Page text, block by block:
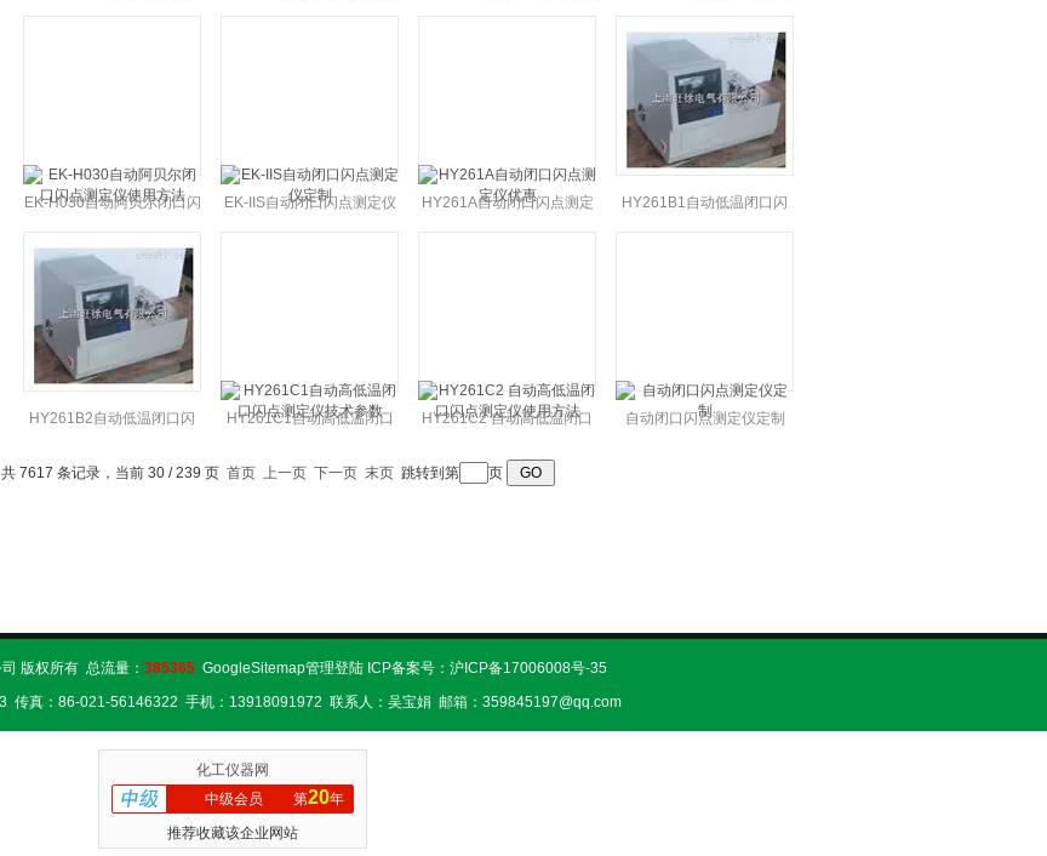
EK-H030自动阿贝尔闭口闪
EK-IIS自动闭口闪点测定仪
HY261A自动闭口闪点测定
HY261B1自动低温闭口闪
HY261B2自动低温闭口闪
HY261C1自动高低温闭口
HY261C2 自动高低温闭口
自动闭口闪点测定仪定制
共 7617 条记录，当前 30 / 239 页 首页 上一页 下一页 末页 跳转到第 页
版权所有 总流量： 385365 GoogleSitemap管理登陆ICP备案号： 沪ICP备17006008号-35
传真：86-021-56146322 手机：13918091972 联系人：吴宝娟 邮箱：359845197@qq.com
化工仪器网
中级会员
第20年
推荐收藏该企业网站